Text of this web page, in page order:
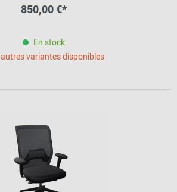
850,00 €*
En stock
autres variantes disponibles